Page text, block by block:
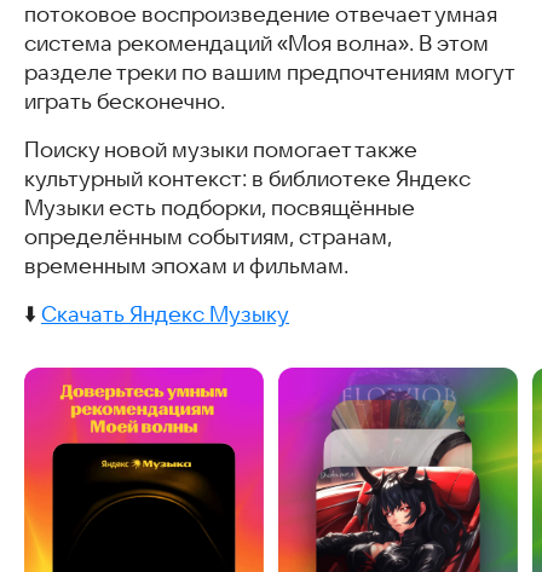
потоковое воспроизведение отвечает умная
система рекомендаций «Моя волна». В этом
разделе треки по вашим предпочтениям могут
играть бесконечно.
Поиску новой музыки помогает также
культурный контекст: в библиотеке Яндекс
Музыки есть подборки, посвящённые
определённым событиям, странам,
временным эпохам и фильмам.
⬇️ Скачать Яндекс Музыку